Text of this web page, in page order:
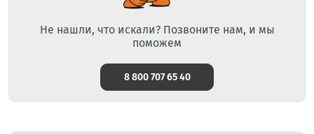
Не нашли, что искали? Позвоните нам, и мы
поможем
8 800 707 65 40